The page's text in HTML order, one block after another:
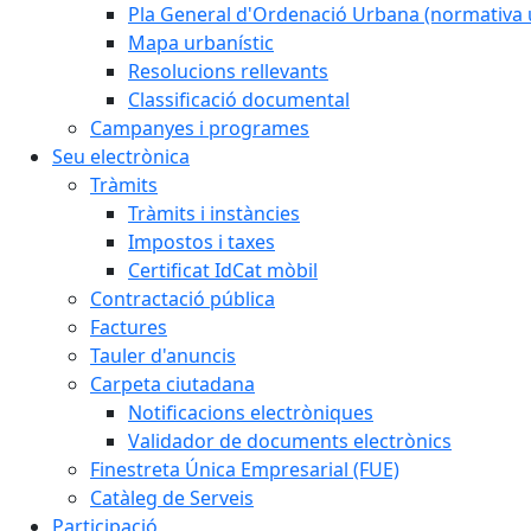
Pla General d'Ordenació Urbana (normativa
Mapa urbanístic
Resolucions rellevants
Classificació documental
Campanyes i programes
Seu electrònica
Tràmits
Tràmits i instàncies
Impostos i taxes
Certificat IdCat mòbil
Contractació pública
Factures
Tauler d'anuncis
Carpeta ciutadana
Notificacions electròniques
Validador de documents electrònics
Finestreta Única Empresarial (FUE)
Catàleg de Serveis